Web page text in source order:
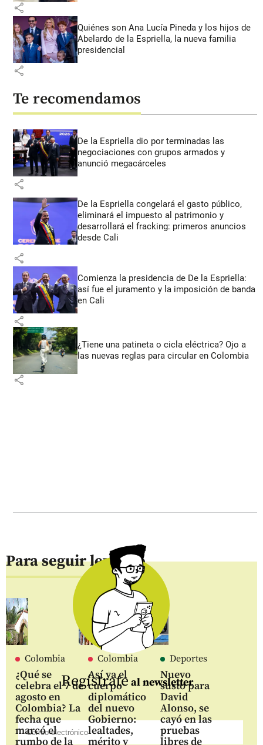
share
Quiénes son Ana Lucía Pineda y los hijos de
Abelardo de la Espriella, la nueva familia
presidencial
share
Te recomendamos
De la Espriella dio por terminadas las
negociaciones con grupos armados y
anunció megacárceles
share
De la Espriella congelará el gasto público,
eliminará el impuesto al patrimonio y
desarrollará el fracking: primeros anuncios
desde Cali
share
Comienza la presidencia de De la Espriella:
así fue el juramento y la imposición de banda
en Cali
share
¿Tiene una patineta o cicla eléctrica? Ojo a
las nuevas reglas para circular en Colombia
share
Para seguir leyendo
Colombia
¿Qué se
celebra el 7 de
agosto en
Colombia? La
fecha que
marcó el
rumbo de la
Colombia
Así va el
cuerpo
diplomático
del nuevo
Gobierno:
lealtades,
mérito y
Deportes
Nuevo
susto para
David
Alonso, se
cayó en las
pruebas
libres de
Regístrate al newsletter